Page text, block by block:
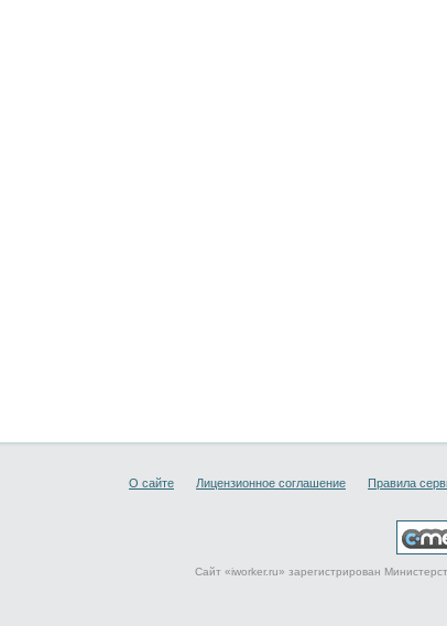
О сайте Лицензионное соглашение Правила
Сайт «iworker.ru» зарегистрирован